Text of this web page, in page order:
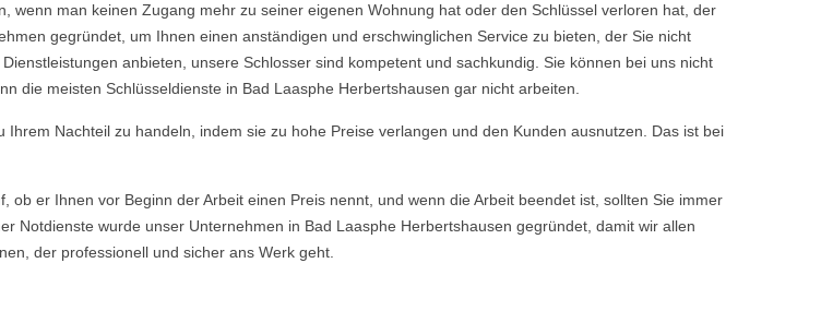
wenn man keinen Zugang mehr zu seiner eigenen Wohnung hat oder den Schlüssel verloren hat, der
gegründet, um Ihnen einen anständigen und erschwinglichen Service zu bieten, der Sie nicht
anbieten, unsere Schlosser sind kompetent und sachkundig. Sie können bei uns nicht
die meisten Schlüsseldienste in Bad Laasphe Herbertshausen gar nicht arbeiten.
Nachteil zu handeln, indem sie zu hohe Preise verlangen und den Kunden ausnutzen. Das ist bei
er Ihnen vor Beginn der Arbeit einen Preis nennt, und wenn die Arbeit beendet ist, sollten Sie immer
Notdienste wurde unser Unternehmen in Bad Laasphe Herbertshausen gegründet, damit wir allen
der professionell und sicher ans Werk geht.